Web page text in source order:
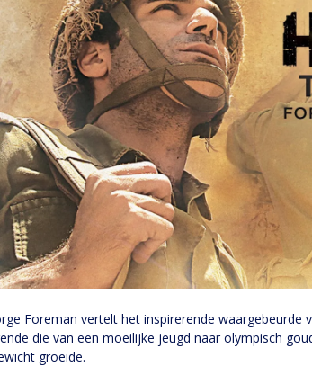
Foreman vertelt het inspirerende waargebeurde
die van een moeilijke jeugd naar olympisch
groeide.